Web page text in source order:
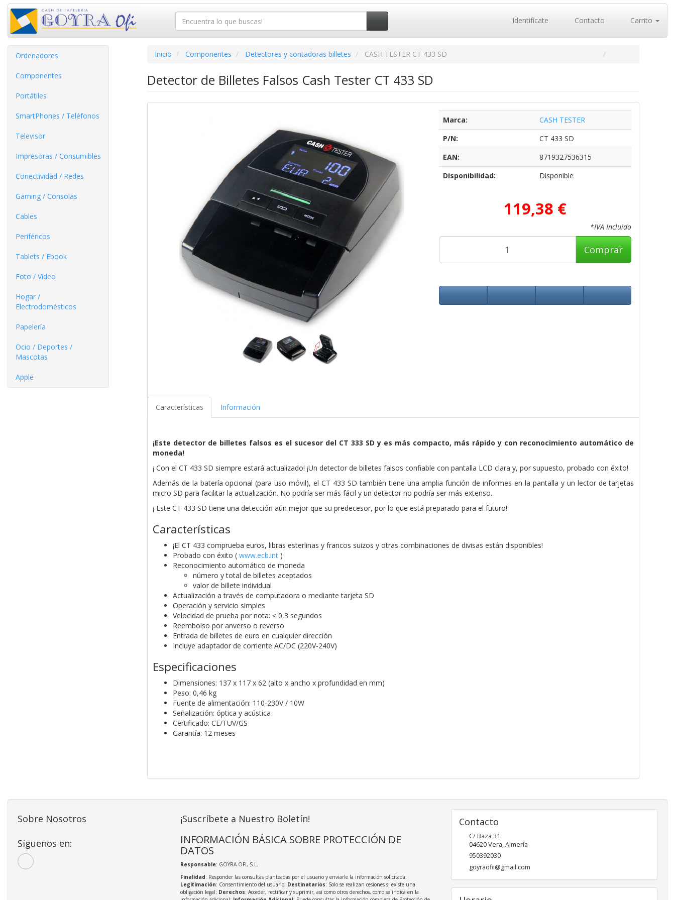
Identifícate Contacto Carrito
Ordenadores
Componentes
Portátiles
SmartPhones / Teléfonos
Televisor
Impresoras / Consumibles
Conectividad / Redes
Gaming / Consolas
Cables
Periféricos
Tablets / Ebook
Foto / Video
Hogar /
Electrodomésticos
Papelería
Ocio / Deportes /
Mascotas
Apple
Inicio Componentes Detectores y contadoras billetes CASH TESTER CT 433 SD
Detector de Billetes Falsos Cash Tester CT 433 SD
Marca:
CASH TESTER
P/N:
CT 433 SD
EAN:
8719327536315
Disponibilidad:
Disponible
119,38 €
*IVA Incluido
Comprar
Características Información
¡Este detector de billetes falsos es el sucesor del CT 333 SD y es más compacto, más rápido y con reconocimiento automático de
moneda!
¡ Con el CT 433 SD siempre estará actualizado! ¡Un detector de billetes falsos confiable con pantalla LCD clara y, por supuesto, probado con éxito!
Además de la batería opcional (para uso móvil), el CT 433 SD también tiene una amplia función de informes en la pantalla y un lector de tarjetas
micro SD para facilitar la actualización. No podría ser más fácil y un detector no podría ser más extenso.
¡ Este CT 433 SD tiene una detección aún mejor que su predecesor, por lo que está preparado para el futuro!
Características
¡El CT 433 comprueba euros, libras esterlinas y francos suizos y otras combinaciones de divisas están disponibles!
Probado con éxito ( www.ecb.int)
Reconocimiento automático de moneda
número y total de billetes aceptados
valor de billete individual
Actualización a través de computadora o mediante tarjeta SD
Operación y servicio simples
Velocidad de prueba por nota: ≤ 0,3 segundos
Reembolso por anverso o reverso
Entrada de billetes de euro en cualquier dirección
Incluye adaptador de corriente AC/DC (220V-240V)
Especificaciones
Dimensiones: 137 x 117 x 62 (alto x ancho x profundidad en mm)
Peso: 0,46 kg
Fuente de alimentación: 110-230V / 10W
Señalización: óptica y acústica
Certificado: CE/TUV/GS
Garantía: 12 meses
Sobre Nosotros
Síguenos en:
¡Suscríbete a Nuestro Boletín!
INFORMACIÓN BÁSICA SOBRE PROTECCIÓN DE
DATOS
Responsable: GOYRA OFI, S.L.
Finalidad: Responder las consultas planteadas por el usuario y enviarle la información solicitada;
Legitimación: Consentimiento del usuario; Destinatarios: Solo se realizan cesiones si existe una
obligación legal; Derechos: Acceder, rectificar y suprimir, así como otros derechos, como se indica en la
Contacto
C/ Baza 31
04620Vera,Almería
950392030
goyraofii@gmail.com